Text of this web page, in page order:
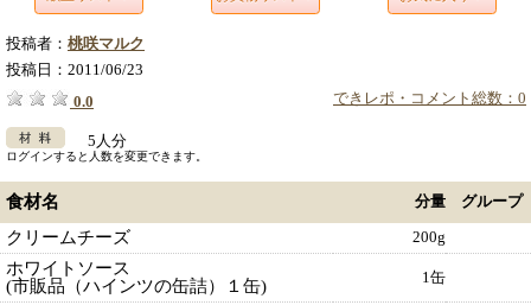
投稿者： 桃咲マルク
投稿日： 2011/06/23
できレポ・コメント総数：0
0.0
5人分
ログインすると人数を変更できます。
食材名 分量 グループ
クリームチーズ 200g
ホワイトソース
(市販品（ハインツの缶詰）１缶)
1缶